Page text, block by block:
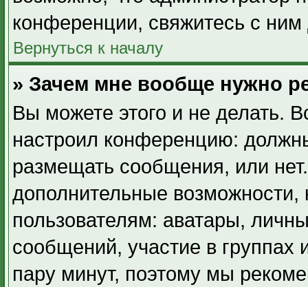
конференции, свяжитесь с
Вернуться к началу
» Зачем мне вообще нужно
Вы можете этого и не делать.
настроил конференцию:
размещать сообщения, или
дополнительные
пользователям: аватары,
сообщений, участие в группах
пару минут, поэтому мы